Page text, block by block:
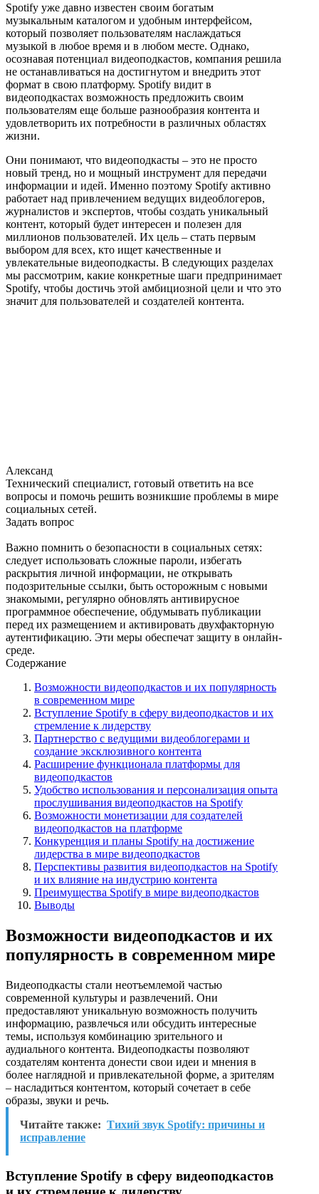
Spotify уже давно известен своим богатым
музыкальным каталогом и удобным интерфейсом,
который позволяет пользователям наслаждаться
музыкой в любое время и в любом месте. Однако,
осознавая потенциал видеоподкастов, компания решила
не останавливаться на достигнутом и внедрить этот
формат в свою платформу. Spotify видит в
видеоподкастах возможность предложить своим
пользователям еще больше разнообразия контента и
удовлетворить их потребности в различных областях
жизни.
Они понимают, что видеоподкасты – это не просто
новый тренд, но и мощный инструмент для передачи
информации и идей. Именно поэтому Spotify активно
работает над привлечением ведущих видеоблогеров,
журналистов и экспертов, чтобы создать уникальный
контент, который будет интересен и полезен для
миллионов пользователей. Их цель – стать первым
выбором для всех, кто ищет качественные и
увлекательные видеоподкасты. В следующих разделах
мы рассмотрим, какие конкретные шаги предпринимает
Spotify, чтобы достичь этой амбициозной цели и что это
значит для пользователей и создателей контента.
Александ
Технический специалист, готовый ответить на все
вопросы и помочь решить возникшие проблемы в мире
социальных сетей.
Задать вопрос
Важно помнить о безопасности в социальных сетях:
следует использовать сложные пароли, избегать
раскрытия личной информации, не открывать
подозрительные ссылки, быть осторожным с новыми
знакомыми, регулярно обновлять антивирусное
программное обеспечение, обдумывать публикации
перед их размещением и активировать двухфакторную
аутентификацию. Эти меры обеспечат защиту в онлайн-
среде.
Содержание
Возможности видеоподкастов и их популярность
в современном мире
Вступление Spotify в сферу видеоподкастов и их
стремление к лидерству
Партнерство с ведущими видеоблогерами и
создание эксклюзивного контента
Расширение функционала платформы для
видеоподкастов
Удобство использования и персонализация опыта
прослушивания видеоподкастов на Spotify
Возможности монетизации для создателей
видеоподкастов на платформе
Конкуренция и планы Spotify на достижение
лидерства в мире видеоподкастов
Перспективы развития видеоподкастов на Spotify
и их влияние на индустрию контента
Преимущества Spotify в мире видеоподкастов
Выводы
Возможности видеоподкастов и их
популярность в современном мире
Видеоподкасты стали неотъемлемой частью
современной культуры и развлечений. Они
предоставляют уникальную возможность получить
информацию, развлечься или обсудить интересные
темы, используя комбинацию зрительного и
аудиального контента. Видеоподкасты позволяют
создателям контента донести свои идеи и мнения в
более наглядной и привлекательной форме, а зрителям
– насладиться контентом, который сочетает в себе
образы, звуки и речь.
Читайте также: Тихий звук Spotify: причины и
исправление
Вступление Spotify в сферу видеоподкастов